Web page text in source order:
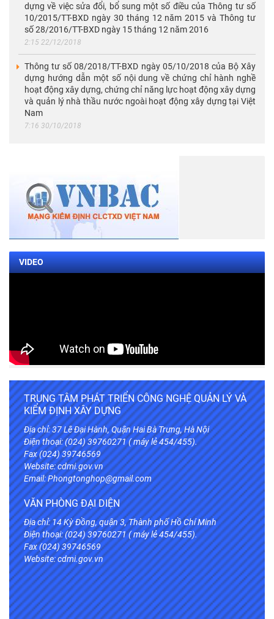
dựng về việc sửa đổi, bổ sung một số điều của Thông tư số
10/2015/TT-BXD ngày 30 tháng 12 năm 2015 và Thông tư
số 28/2016/TT-BXD ngày 15 tháng 12 năm 2016
2:15 22/12/2018
Thông tư số 08/2018/TT-BXD ngày 05/10/2018 của Bộ Xây
dựng hướng dẫn một số nội dung về chứng chỉ hành nghề
hoạt động xây dựng, chứng chỉ năng lực hoạt động xây dựng
và quản lý nhà thầu nước ngoài hoạt động xây dựng tại Việt
Nam
7:16 30/10/2018
VIDEO
TRUNG TÂM PHÁT TRIỂN CÔNG NGHỆ QUẢN LÝ VÀ
KIỂM ĐỊNH XÂY DỰNG
Địa chỉ: 37 Lê Đại Hành, Quận Hai Bà Trưng, Hà Nội
Điện thoại: (024) 39760271 ( máy lẻ 454/455).
Fax (024) 39746569
Website:cdmi.gov.vn
Email: Phongtonghop@gmail.com
VĂN PHÒNG ĐẠI DIỆN
Địa chỉ: 14 Kỳ Đồng, quận 3, Thành phố Hồ Chí Minh
Điện thoại: (024) 39760271 ( máy lẻ 454/455).
Fax (024) 39746569
Website:cdmi.gov.vn